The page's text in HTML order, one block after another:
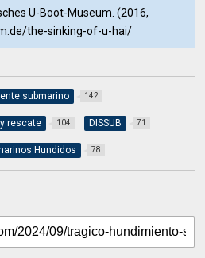
U-Boot-Museum. (2016,
the-sinking-of-u-hai/
submarino 142
rescate 104 DISSUB 71
Hundidos 78